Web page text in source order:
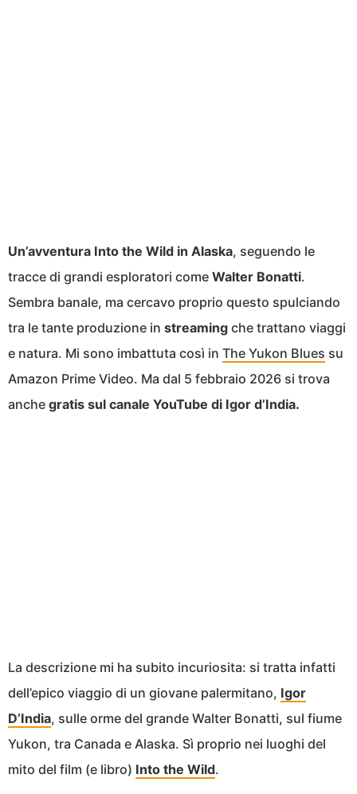
Un’avventura Into the Wild in Alaska, seguendo le
tracce di grandi esploratori come Walter Bonatti.
Sembra banale, ma cercavo proprio questo spulciando
tra le tante produzione in streaming che trattano viaggi
e natura. Mi sono imbattuta così in The Yukon Blues su
Amazon Prime Video. Ma dal 5 febbraio 2026 si trova
anche gratis sul canale YouTube di Igor d’India.
La descrizione mi ha subito incuriosita: si tratta infatti
dell’epico viaggio di un giovane palermitano, Igor
D’India, sulle orme del grande Walter Bonatti, sul fiume
Yukon, tra Canada e Alaska. Sì proprio nei luoghi del
mito del film (e libro) Into the Wild.